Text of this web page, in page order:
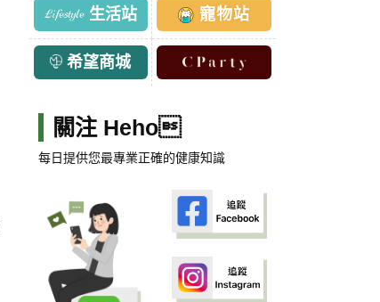
生活站 寵物站
希望商城
關注 Heho
每日提供您最專業正確的健康知識